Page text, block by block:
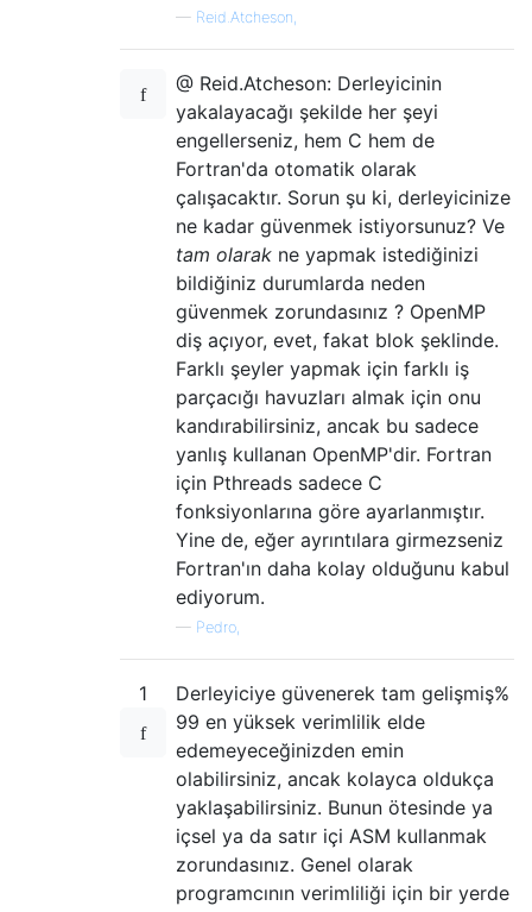
— Reid.Atcheson,
@ Reid.Atcheson: Derleyicinin
yakalayacağı şekilde her şeyi
engellerseniz, hem C hem de
Fortran'da otomatik olarak
çalışacaktır. Sorun şu ki, derleyicinize
ne kadar güvenmek istiyorsunuz? Ve
tam olarak ne yapmak istediğinizi
bildiğiniz durumlarda neden
güvenmek zorundasınız ? OpenMP
diş açıyor, evet, fakat blok şeklinde.
Farklı şeyler yapmak için farklı iş
parçacığı havuzları almak için onu
kandırabilirsiniz, ancak bu sadece
yanlış kullanan OpenMP'dir. Fortran
için Pthreads sadece C
fonksiyonlarına göre ayarlanmıştır.
Yine de, eğer ayrıntılara girmezseniz
Fortran'ın daha kolay olduğunu kabul
ediyorum.
— Pedro,
1
Derleyiciye güvenerek tam gelişmiş%
99 en yüksek verimlilik elde
edemeyeceğinizden emin
olabilirsiniz, ancak kolayca oldukça
yaklaşabilirsiniz. Bunun ötesinde ya
içsel ya da satır içi ASM kullanmak
zorundasınız. Genel olarak
programcının verimliliği için bir yerde